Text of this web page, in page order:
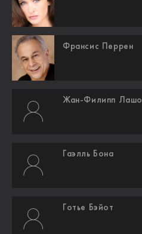
Франсис Перрен
Жан-Филипп Лашо
Гаэлль Бона
Готье Бэйот